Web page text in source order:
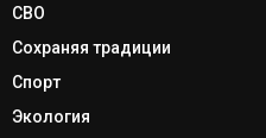
СВО
Сохраняя традиции
Спорт
Экология